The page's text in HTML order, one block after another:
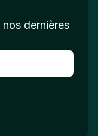
dernières